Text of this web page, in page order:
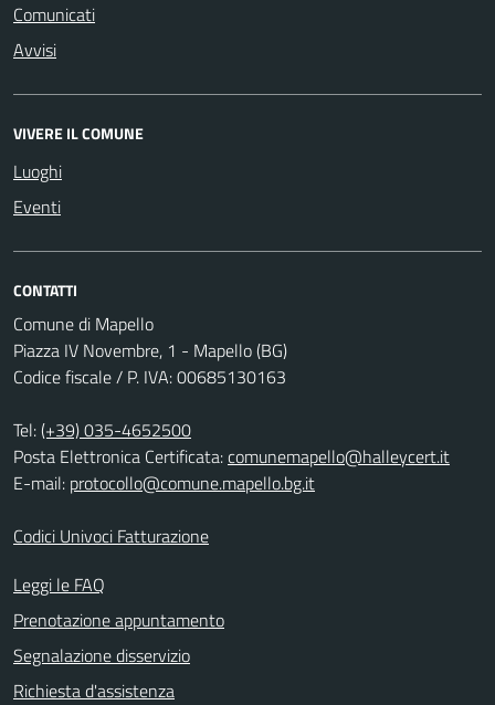
Comunicati
Avvisi
VIVERE IL COMUNE
Luoghi
Eventi
CONTATTI
Comune di Mapello
Piazza IV Novembre, 1 - Mapello (BG)
Codice fiscale / P. IVA: 00685130163
Tel:(+39) 035-4652500
Posta Elettronica Certificata:comunemapello@halleycert.it
E-mail: protocollo@comune.mapello.bg.it
Codici Univoci Fatturazione
Leggi le FAQ
Prenotazione appuntamento
Segnalazione disservizio
Richiesta d'assistenza